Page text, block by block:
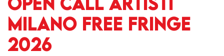
MILANO FREE FRINGE
2026